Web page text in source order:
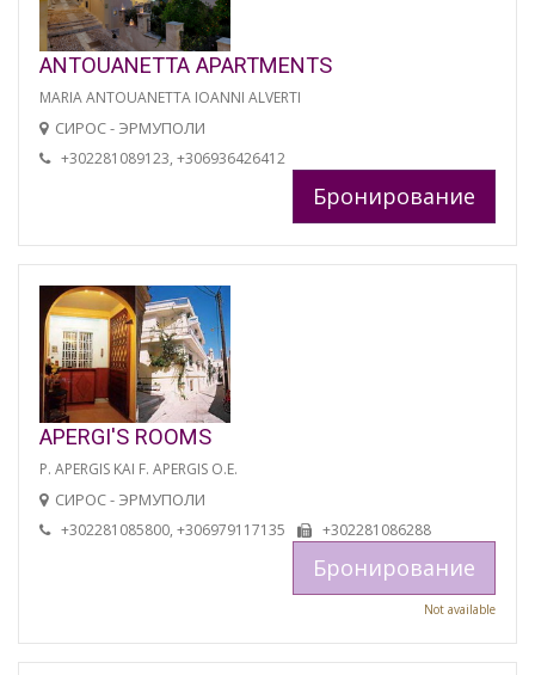
ANTOUANETTA APARTMENTS
MARIA ANTOUANETTA IOANNI ALVERTI
СИРОС - ЭРМУПОЛИ
+302281089123, +306936426412
Бронирование
APERGI'S ROOMS
P. APERGIS KAI F. APERGIS O.E.
СИРОС - ЭРМУПОЛИ
+302281085800, +306979117135 +302281086288
Бронирование
Not available